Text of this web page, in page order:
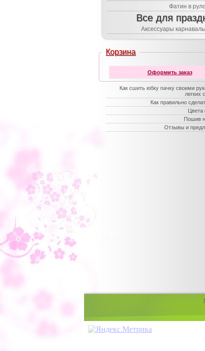
Фатин в
Все для
Аксессуары
Корзина
Оформить заказ
Как сшить юбку пачку своими
легких
Как правильно
Цвета
Пошив
Отзывы и